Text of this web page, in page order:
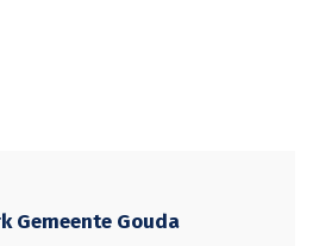
Gemeente Gouda